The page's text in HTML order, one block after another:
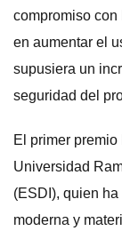
compromiso
en aumentar el
supusiera un
seguridad del
El primer
Universidad
(ESDI), quien
moderna y